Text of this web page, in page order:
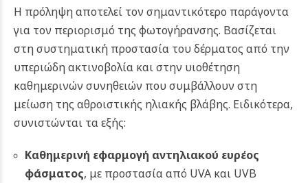
Η πρόληψη αποτελεί τον σημαντικότερο παράγοντα
για τον περιορισμό της φωτογήρανσης. Βασίζεται
στη συστηματική προστασία του δέρματος από την
υπεριώδη ακτινοβολία και στην υιοθέτηση
καθημερινών συνηθειών που συμβάλλουν στη
μείωση της αθροιστικής ηλιακής βλάβης. Ειδικότερα,
συνιστώνται τα εξής:
Καθημερινή εφαρμογή αντηλιακού ευρέος
φάσματος, με προστασία από UVA και UVB